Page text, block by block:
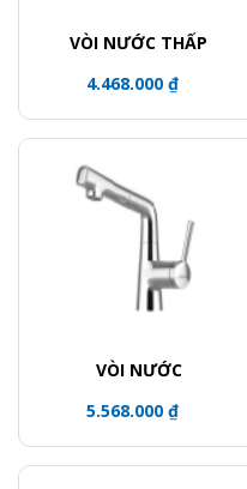
VÒI NƯỚC THẤP
4.468.000 ₫
VÒI NƯỚC
5.568.000 ₫